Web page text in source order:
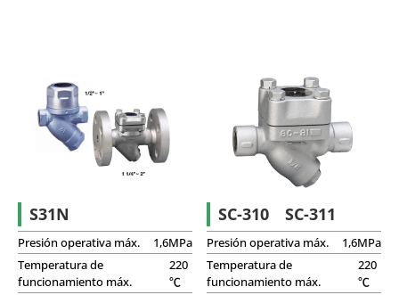
S31N
Presión operativa máx.
1,6MPa
Temperatura de
funcionamiento máx.
220
℃
SC-310 SC-311
Presión operativa máx.
1,6MPa
Temperatura de
funcionamiento máx.
220
℃